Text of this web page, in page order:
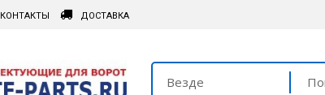
КОНТАКТЫ ДОСТАВКА
Везде